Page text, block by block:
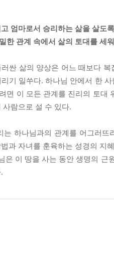
엄마로서 승리하는 삶을 살도
한 관계 속에서 삶의 토대를 세
싼 삶의 양상은 어느 때보다
기 일쑤다. 하나님 안에서 한
면 이 모든 관계를 진리의 토대
사람으로 설 수 있다.
는 하나님과의 관계를 어그러
과 자녀를 훈육하는 성경의 지
은 이 땅을 사는 동안 생명의 근